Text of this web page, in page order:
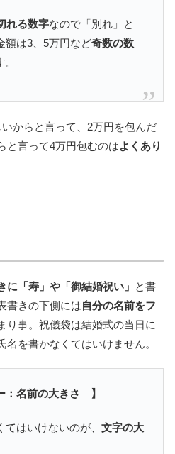
れる数字なので「別れ」と
額は3、5万円など奇数の数
からと言って、2万円を包んだ
と言って4万円包むのはよくあり
に「寿」や「御結婚祝い」 と書
書きの下側には自分の名前をフ
り事。祝儀袋は結婚式の当日に
を書かなくてはいけません。
：名前の大きさ 】
はいけないのが、 文字の大